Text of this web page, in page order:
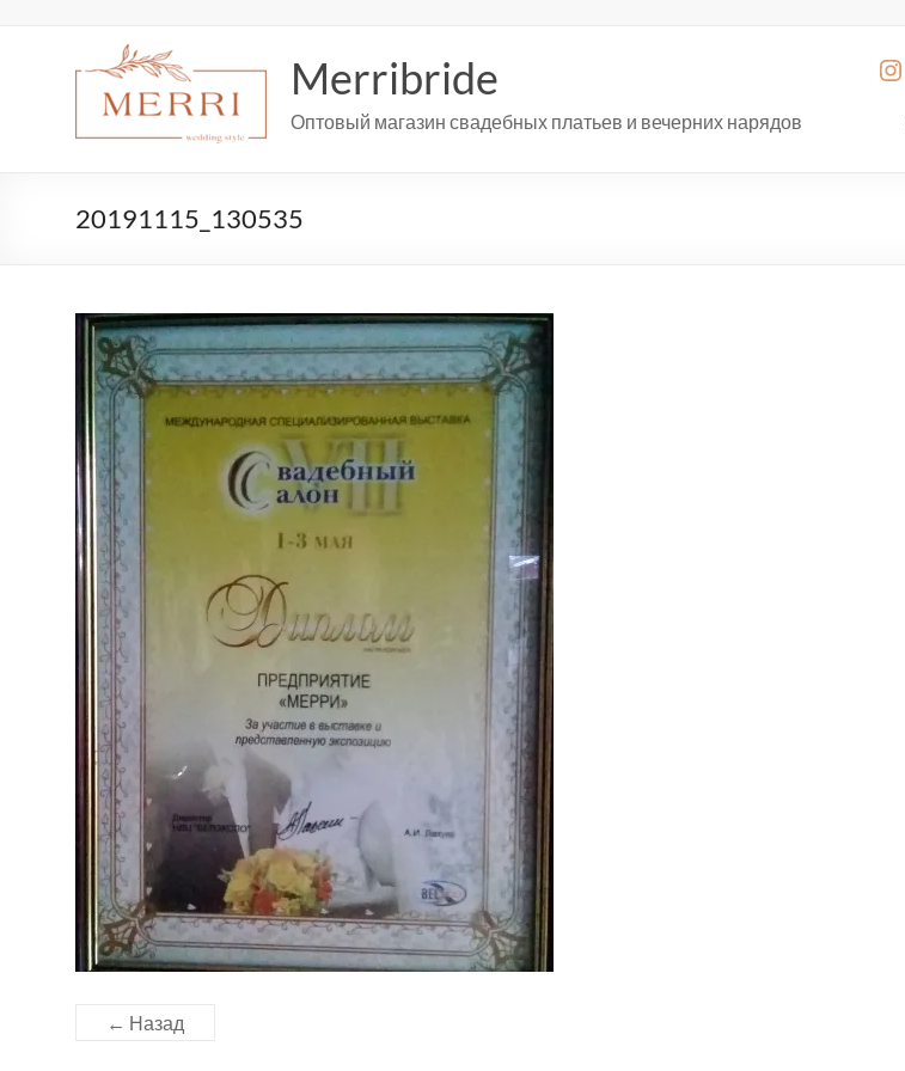
содержимому
Merribride
Оптовый магазин свадебных платьев и вечерних нарядов
20191115_130535
← Назад